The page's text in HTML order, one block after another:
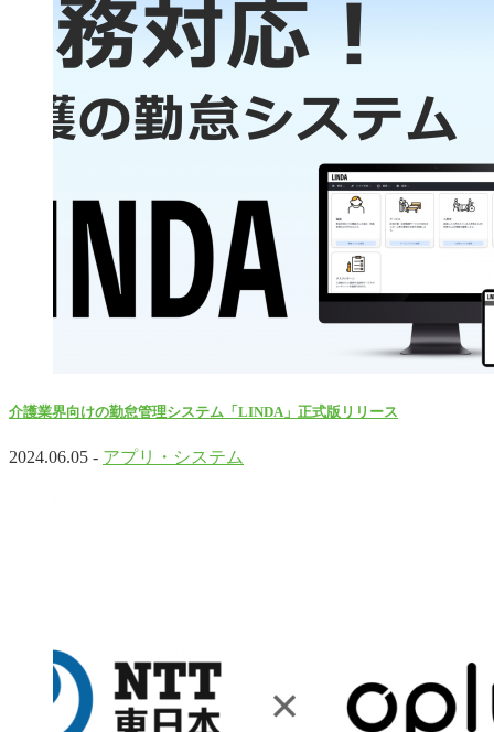
介護業界向けの勤怠管理システム「LINDA」正式版リリース
2024.06.05 - アプリ・システム